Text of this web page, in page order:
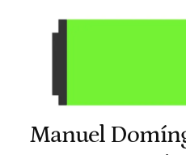
Manuel